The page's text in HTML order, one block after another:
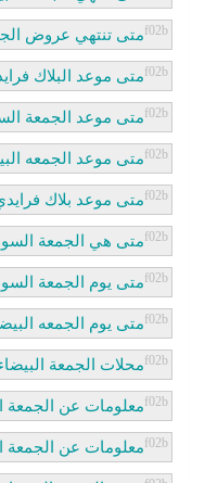
متى تنتهي عروض
متى موعد البلاك
متى موعد الجمعة
متى موعد الجمعه
متى موعد بلاك
متى هي الجمعة
متى يوم الجمعة
متى يوم الجمعه
محلات الجمعة
معلومات عن الجمعة
معلومات عن الجمعة